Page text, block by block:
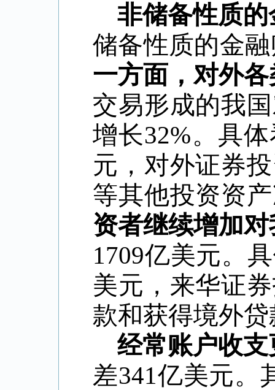
非储备性质
储备性质的金
一方面，对外
交易形成的我
增长32%。具
元，对外证券
等其他投资资
资者继续增加
1709亿美元。
美元，来华证
款和获得境外
经常账户收
差341亿美元。